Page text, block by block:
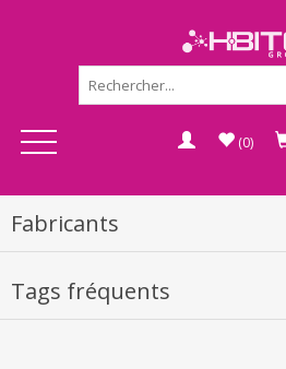
(0)
Fabricants
Tags fréquents